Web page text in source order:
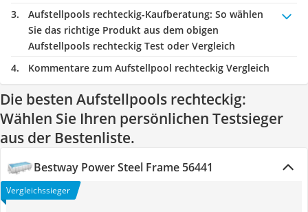
Aufstellpools rechteckig-Kaufberatung: So wählen
Sie das richtige Produkt aus dem obigen
Aufstellpools rechteckig Test oder Vergleich
Kommentare zum Aufstellpool rechteckig Vergleich
Die besten Aufstellpools rechteckig:
Wählen Sie Ihren persönlichen Testsieger
aus der Bestenliste.
Bestway Power Steel Frame 56441
Vergleichssieger